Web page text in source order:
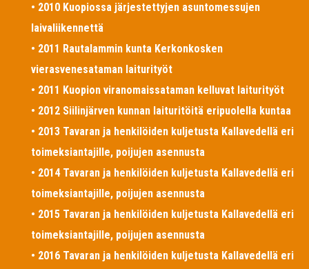
• 2010 Kuopiossa järjestettyjen asuntomessujen
laivaliikennettä
• 2011 Rautalammin kunta Kerkonkosken
vierasvenesataman laiturityöt
• 2011 Kuopion viranomaissataman kelluvat laiturityöt
• 2012 Siilinjärven kunnan laituritöitä eripuolella kuntaa
• 2013 Tavaran ja henkilöiden kuljetusta Kallavedellä eri
toimeksiantajille, poijujen asennusta
• 2014 Tavaran ja henkilöiden kuljetusta Kallavedellä eri
toimeksiantajille, poijujen asennusta
• 2015 Tavaran ja henkilöiden kuljetusta Kallavedellä eri
toimeksiantajille, poijujen asennusta
• 2016 Tavaran ja henkilöiden kuljetusta Kallavedellä eri